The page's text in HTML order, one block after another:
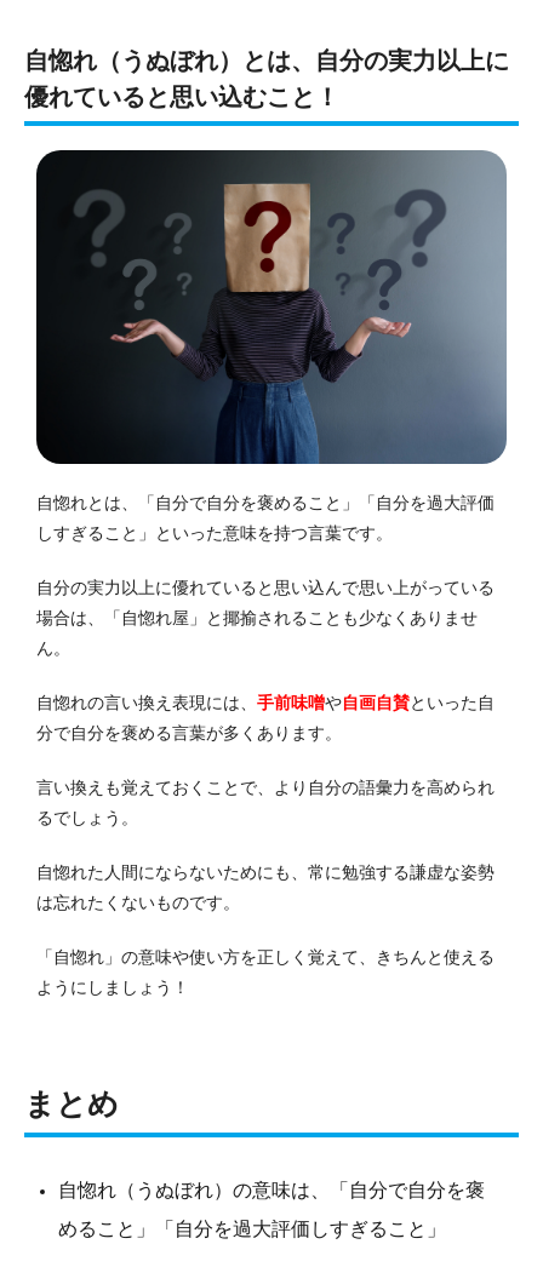
自惚れ（うぬぼれ）とは、自分の実力以上に
優れていると思い込むこと！
自惚れとは、「自分で自分を褒めること」「自分を過大評価
しすぎること」といった意味を持つ言葉です。
自分の実力以上に優れていると思い込んで思い上がっている
場合は、「自惚れ屋」と揶揄されることも少なくありませ
ん。
自惚れの言い換え表現には、 手前味噌や自画自賛といった自
分で自分を褒める言葉が多くあります。
言い換えも覚えておくことで、より自分の語彙力を高められ
るでしょう。
自惚れた人間にならないためにも、常に勉強する謙虚な姿勢
は忘れたくないものです。
「自惚れ」の意味や使い方を正しく覚えて、きちんと使える
ようにしましょう！
まとめ
自惚れ（うぬぼれ）の意味は、
「自分で自分を褒
めること」「自分を過大評価しすぎること」